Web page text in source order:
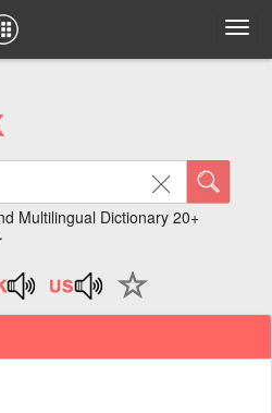
Multilingual Dictionary 20+